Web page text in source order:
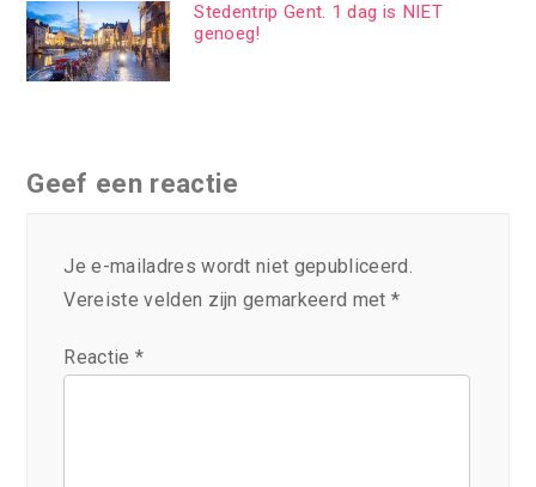
Stedentrip Gent. 1 dag is NIET
genoeg!
Geef een reactie
Je e-mailadres wordt niet gepubliceerd.
Vereiste velden zijn gemarkeerd met *
Reactie *